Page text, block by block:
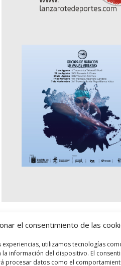
el consentimiento de las
utilizamos tecnologías
la información del dispositivo. El
procesar datos como el
logo SID